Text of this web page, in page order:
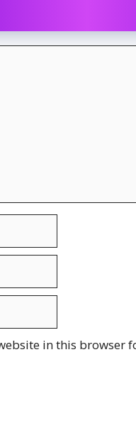
in this browser